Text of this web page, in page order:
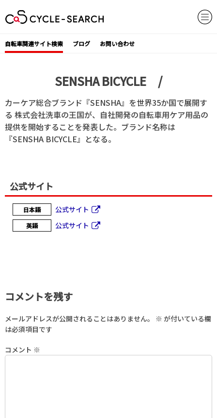
to
content
自転車関連サイト検索 ブログ お問い合わせ
SENSHA BICYCLE /
カーケア総合ブランド『SENSHA』を世界35か国で展開す
る 株式会社洗車の王国が、自社開発の自転車用ケア用品の
提供を開始することを発表した。ブランド名称は
『SENSHA BICYCLE』となる。
公式サイト
日本語 公式サイト
英語 公式サイト
コメントを残す
メールアドレスが公開されることはありません。 ※ が付いている欄
は必須項目です
コメント ※